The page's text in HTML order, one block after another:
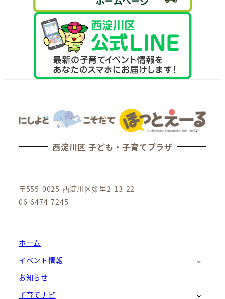
西淀川区 子ども・子育てプラザ
〒555-0025 西淀川区姫里2-13-22
06-6474-7245
ホーム
イベント情報
お知らせ
子育てナビ